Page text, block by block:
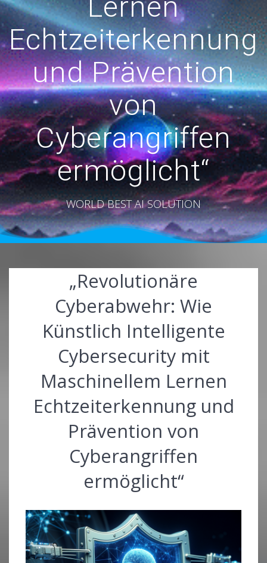
Echtzeiterkennung
und Prävention
von
Cyberangriffen
ermöglicht“
WORLD BEST AI SOLUTION
„Revolutionäre
Cyberabwehr: Wie
Künstlich Intelligente
Cybersecurity mit
Maschinellem Lernen
Echtzeiterkennung und
Prävention von
Cyberangriffen
ermöglicht“